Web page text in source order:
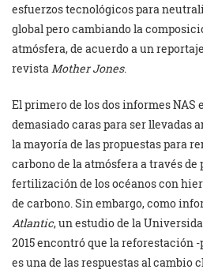
esfuerzos tecnológicos para
global pero cambiando la
atmósfera, de acuerdo a un
revista Mother Jones.
El primero de los dos informes NAS
demasiado caras para ser llevadas
la mayoría de las propuestas para
carbono de la atmósfera a través de
fertilización de los océanos con
de carbono. Sin embargo, como
Atlantic, un estudio de la
2015 encontró que la reforestación
es una de las respuestas al cambio